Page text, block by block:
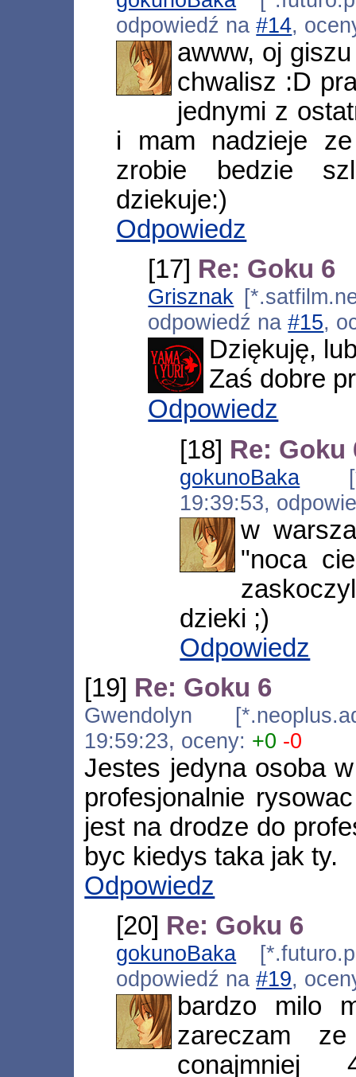
odpowiedź na#14,
awww, oj
chwalisz :D
jednymi z
i mam nadzieje
zrobie bedzie
dziekuje:)
Odpowiedz
[17] Re: Goku 6
Grisznak
odpowiedź na#15,
Dziękuję,
Zaś dobre
Odpowiedz
[18] Re: Goku
gokunoBaka
19:39:53,
w
"noca
dzieki ;)
Odpowiedz
[19] Re: Goku 6
Gwendolyn
19:59:23, oceny: +0 -0
Jestes jedyna osoba
profesjonalnie
jest na drodze do
byc kiedys taka jak ty.
Odpowiedz
[20] Re: Goku 6
gokunoBaka
odpowiedź na#19,
bardzo milo
zareczam
conajmniej